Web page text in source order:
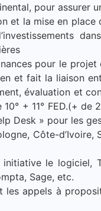
pour assurer
et la mise en
pour le
et fait la liaison
évaluation et
+ 11° FED.(+ de
Desk » pour les
Côte-d’Ivoire,
le logiciel,
Sage, etc.
appels à